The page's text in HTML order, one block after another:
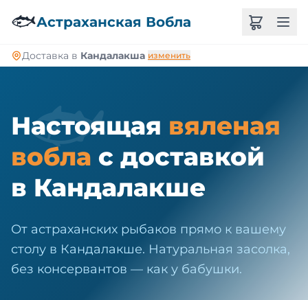
🐟Астраханская Вобла
Доставка в Кандалакша изменить
🐟
Настоящая вяленая
вобла с доставкой
в Кандалакше
От астраханских рыбаков прямо к вашему
столу в Кандалакше. Натуральная засолка,
без консервантов — как у бабушки.